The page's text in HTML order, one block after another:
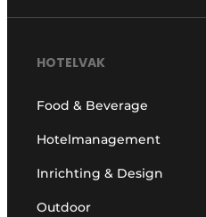
HOTELVAK
Food & Beverage
Hotelmanagement
Inrichting & Design
Outdoor